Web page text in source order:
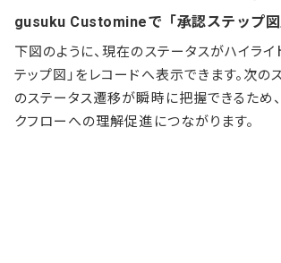
gusuku Customineで「承認ステップ図
下図のように、現在のステータスがハイライ
テップ図」をレコードへ表示できます。次の
のステータス遷移が瞬時に把握できるため
クフローへの理解促進につながります。